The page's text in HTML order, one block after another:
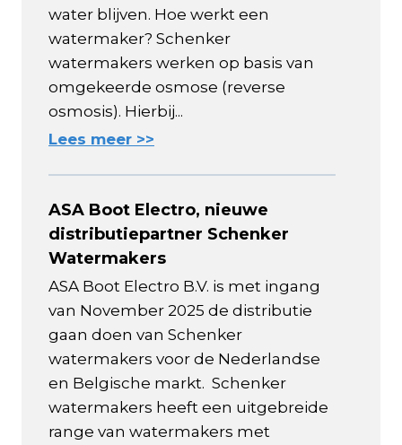
water blijven. Hoe werkt een
watermaker? Schenker
watermakers werken op basis van
omgekeerde osmose (reverse
osmosis). Hierbij...
Lees meer >>
ASA Boot Electro, nieuwe
distributiepartner Schenker
Watermakers
ASA Boot Electro B.V. is met ingang
van November 2025 de distributie
gaan doen van Schenker
watermakers voor de Nederlandse
en Belgische markt. Schenker
watermakers heeft een uitgebreide
range van watermakers met